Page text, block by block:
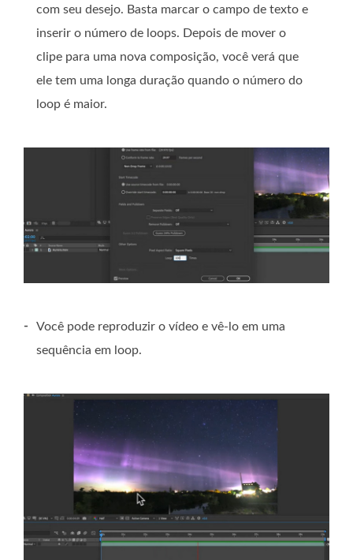
com seu desejo. Basta marcar o campo de texto e
inserir o número de loops. Depois de mover o
clipe para uma nova composição, você verá que
ele tem uma longa duração quando o número do
loop é maior.
-
Você pode reproduzir o vídeo e vê-lo em uma
sequência em loop.